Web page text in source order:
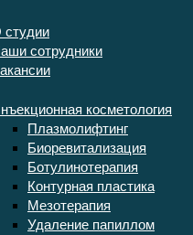
студии
сотрудники
косметология
Плазмолифтинг
Биоревитализация
Ботулинотерапия
Контурная пластика
Мезотерапия
Удаление папиллом